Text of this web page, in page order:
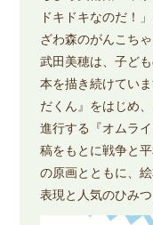
ドキドキなのだ！
ざわ森のがんこち
武田美穂は、子ど
本を描き続けてい
だくん』をはじめ
進行する『オムラ
稿をもとに戦争と
の原画とともに、
表現と人気のひみつ